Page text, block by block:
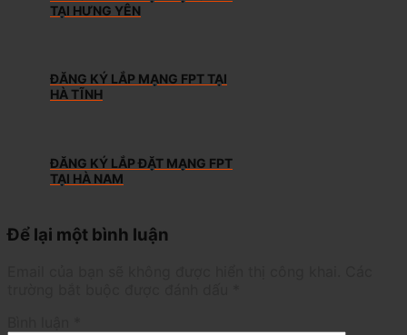
TẠI HƯNG YÊN
ĐĂNG KÝ LẮP MẠNG FPT TẠI
HÀ TĨNH
ĐĂNG KÝ LẮP ĐẶT MẠNG FPT
TẠI HÀ NAM
Để lại một bình luận